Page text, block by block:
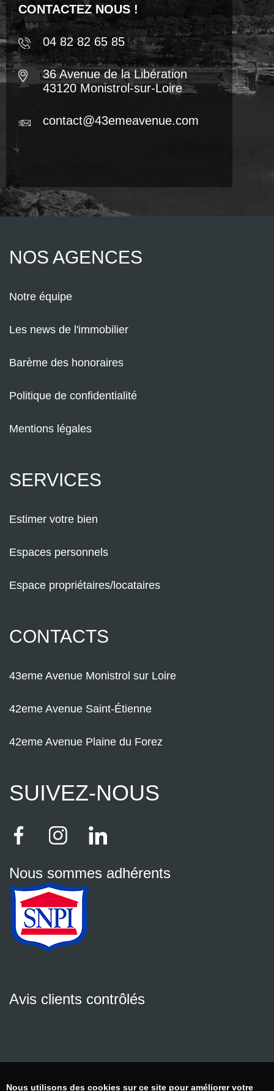
CONTACTEZ NOUS !
04 82 82 65 85
36 Avenue de la Libération
43120 Monistrol-sur-Loire
contact@43emeavenue.com
NOS AGENCES
Notre équipe
Les news de l'immobilier
Barème des honoraires
Politique de confidentialité
Mentions légales
SERVICES
Estimer votre bien
Espaces personnels
Espace propriétaires/locataires
CONTACTS
43eme Avenue Monistrol sur Loire
42eme Avenue Saint-Étienne
42eme Avenue Plaine du Forez
SUIVEZ-NOUS
Nous sommes adhérents
Avis clients contrôlés
Nous utilisons des cookies sur ce site pour améliorer votre